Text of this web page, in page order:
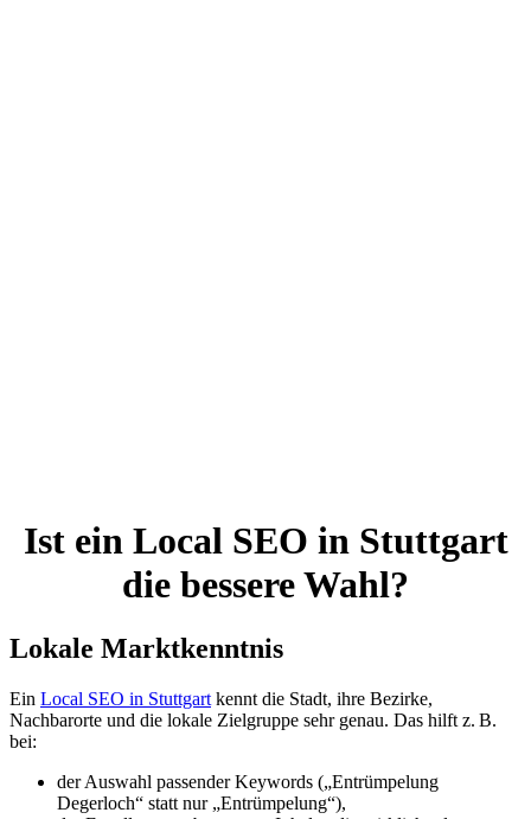
Ist ein Local SEO in Stuttgart
die bessere Wahl?
Lokale Marktkenntnis
Ein Local SEO in Stuttgart kennt die Stadt, ihre Bezirke,
Nachbarorte und die lokale Zielgruppe sehr genau. Das hilft z. B.
bei:
der Auswahl passender Keywords („Entrümpelung
Degerloch“ statt nur „Entrümpelung“),